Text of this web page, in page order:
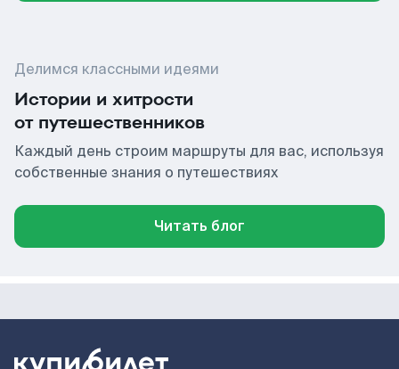
Делимся классными идеями
Истории и хитрости
от путешественников
Каждый день строим маршруты для вас, используя
собственные знания о путешествиях
Читать блог